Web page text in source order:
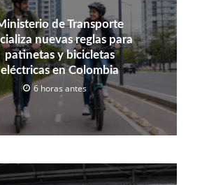
de Transporte
nuevas reglas para
patinetas y bicicletas
eléctricas en Colombia
6 horas antes